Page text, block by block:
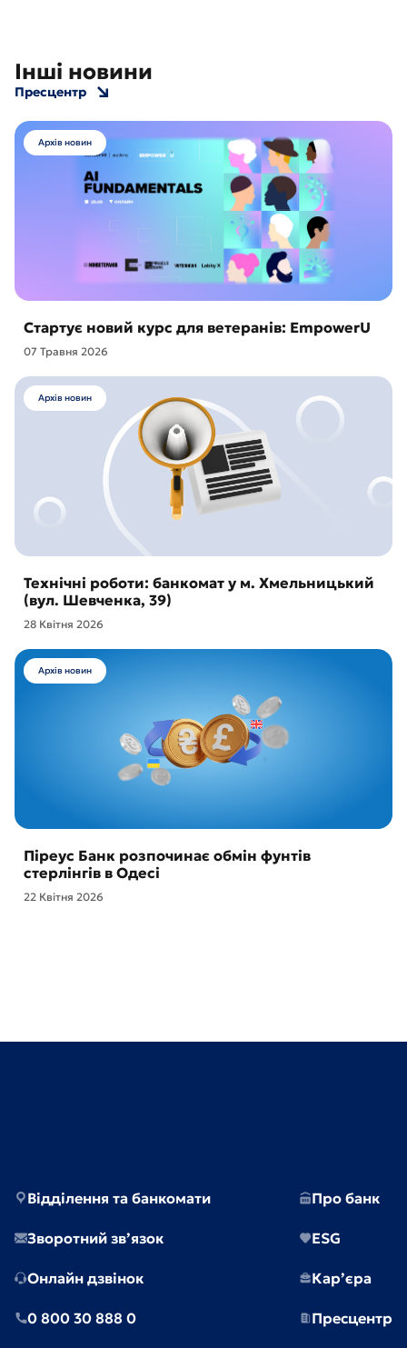
Інші новини
Пресцентр
Архів новин
Стартує новий курс для ветеранів: EmpowerU
07 Травня 2026
Архів новин
Технічні роботи: банкомат у м. Хмельницький
(вул. Шевченка, 39)
28 Квітня 2026
Архів новин
Піреус Банк розпочинає обмін фунтів
стерлінгів в Одесі
22 Квітня 2026
Відділення та банкомати
Зворотний зв’язок
Онлайн дзвінок
0 800 30 888 0
Про банк
ESG
Кар’єра
Пресцентр